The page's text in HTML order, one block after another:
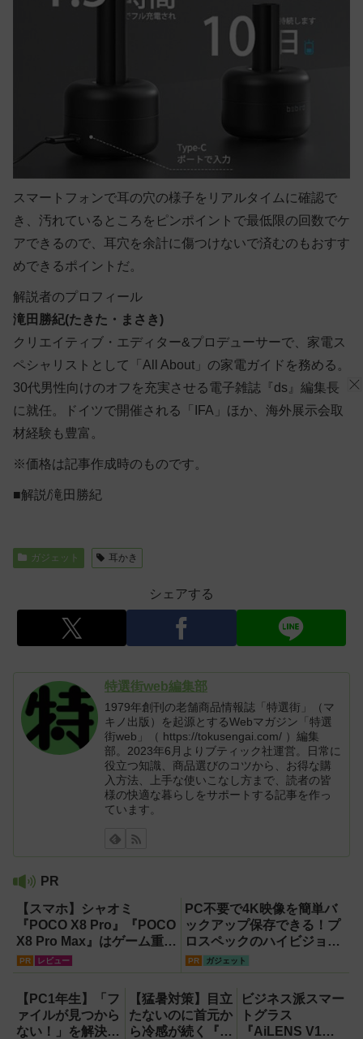
スマートフォンで耳の穴の様子をリアルタイムに確認で
き、汚れているところをピンポイントで最低限の回数でケ
アできるので、耳穴を余計に傷つけないで済むのもおすす
めできるポイントだ。
解説者のプロフィール
滝田勝紀(たきた・まさき)
クリエイティブ・エディター&プロデューサーで、家電ス
ペシャリストとして「All About」の家電ガイドを務める。
30代男性向けのオフを充実させる電子雑誌『ds』編集長
に就任。ドイツで開催される「IFA」ほか、海外展示会取
材経験も豊富。
※価格は記事作成時のものです。
■解説/滝田勝紀
ガジェット 耳かき
シェアする
特選街web編集部
1979年創刊の老舗商品情報誌「特選街」（マ
キノ出版）を起源とするWebマガジン「特選
街web」（ https://tokusengai.com/ ）編集
部。2023年6月よりブティック社運営。日常に
役立つ知識、商品選びのコツから、お得な購
入方法、上手な使いこなし方まで、読者の皆
様の快適な暮らしをサポートする記事を作っ
ています。
PR
【スマホ】シャオミ
『POCO X8 Pro』『POCO
X8 Pro Max』はゲーム重視
ならコスパ最強クラス！
PR レビュー
PC不要で4K映像を簡単バ
ックアップ保存できる！プ
ロスペックのハイビジョン
レコーダー『HVE705-
PR ガジェット
【PC1年生】「フ
ァイルが見つから
ない！」を解決す
【猛暑対策】目立
たないのに首元か
ら冷感が続く『レ
ビジネス派スマー
トグラス
『AiLENS V1』